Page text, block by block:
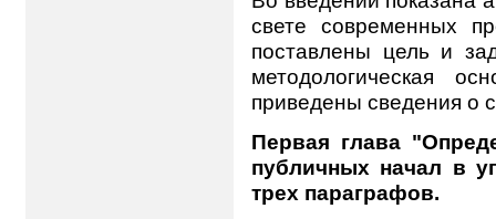
свете современных
поставлены цель и
методологическая
приведены сведения о
Первая глава
публичных начал в
трех параграфов.